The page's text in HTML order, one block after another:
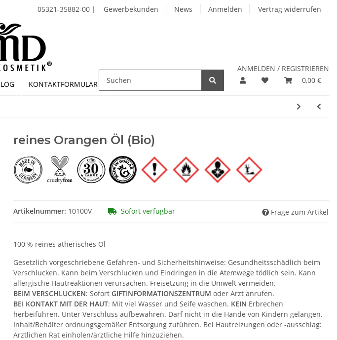
05321-35882-00 | Gewerbekunden News Anmelden Vertrag widerrufen
ANMELDEN / REGISTRIEREN
0,00 €
KONTAKTFORMULAR
reines Orangen Öl (Bio)
Artikelnummer: 10100V Sofort verfügbar Frage zum Artikel
100 % reines ätherisches Öl
Gesetzlich vorgeschriebene Gefahren- und Sicherheitshinweise: Gesundheitsschädlich beim
Verschlucken. Kann beim Verschlucken und Eindringen in die Atemwege tödlich sein. Kann
allergische Hautreaktionen verursachen. Freisetzung in die Umwelt vermeiden.
BEIM VERSCHLUCKEN: Sofort GIFTINFORMATIONSZENTRUM oder Arzt anrufen.
BEI KONTAKT MIT DER HAUT: Mit viel Wasser und Seife waschen. KEIN Erbrechen
herbeiführen. Unter Verschluss aufbewahren. Darf nicht in die Hände von Kindern gelangen.
Inhalt/Behälter ordnungsgemäßer Entsorgung zuführen. Bei Hautreizungen oder -ausschlag:
Ärztlichen Rat einholen/ärztliche Hilfe hinzuziehen.